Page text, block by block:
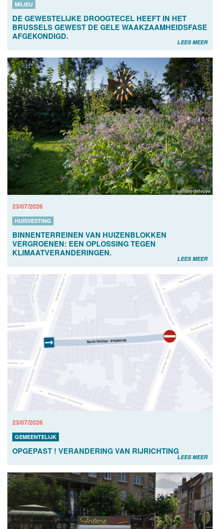
MILIEU
DE GEWESTELIJKE DROOGTECEL HEEFT IN HET
BRUSSELS GEWEST DE GELE WAAKZAAMHEIDSFASE
AFGEKONDIGD.
LEES MEER
23/07/2026
HUISVESTING
BINNENTERREINEN VAN HUIZENBLOKKEN
VERGROENEN: EEN OPLOSSING TEGEN
KLIMAATVERANDERINGEN.
LEES MEER
23/07/2026
GEMEENTELIJK
OPGEPAST ! VERANDERING VAN RIJRICHTING
LEES MEER